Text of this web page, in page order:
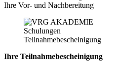
Ihre Vor- und Nachbereitung
Ihre Teilnahmebescheinigung